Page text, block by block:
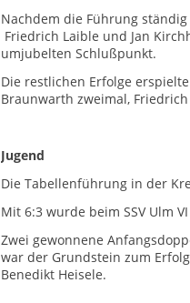
Nachdem die Führung
Friedrich Laible und Jan
umjubelten Schlußpunkt.
Die restlichen Erfolge
Braunwarth zweimal,
Jugend
Die Tabellenführung in der
Mit 6:3 wurde beim SSV Ulm
Zwei gewonnene
war der Grundstein zum
Benedikt Heisele.